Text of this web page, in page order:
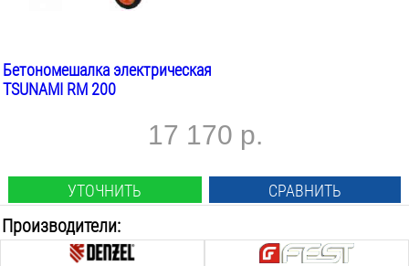
Бетономешалка электрическая
TSUNAMI RM 200
17 170 р.
УТОЧНИТЬ СРАВНИТЬ
Производители: